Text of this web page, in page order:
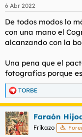
6 Abr 2022
De todos modos lo
con una mano el
alcanzando con la
Una pena que el
fotografías porque
R
e
a
c
c
i
TORBE
Faraón
Frikazo